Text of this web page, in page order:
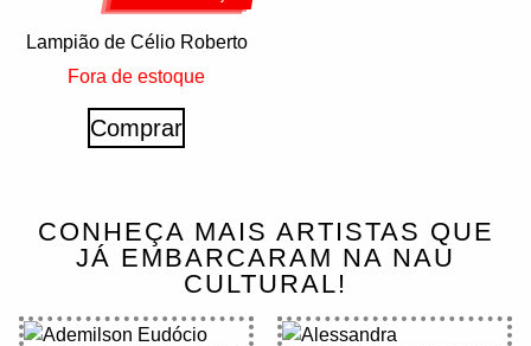
Lampião de Célio Roberto
Fora de estoque
Comprar
CONHEÇA MAIS ARTISTAS QUE
JÁ EMBARCARAM NA NAU
CULTURAL!